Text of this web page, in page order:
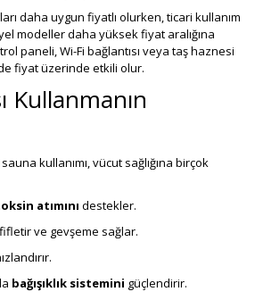
daha uygun fiyatlı olurken, ticari kullanım
modeller daha yüksek fiyat aralığına
paneli, Wi-Fi bağlantısı veya taş haznesi
fiyat üzerinde etkili olur.
Kullanmanın
kullanımı, vücut sağlığına birçok
atımını destekler.
ve gevşeme sağlar.
bağışıklık sistemini güçlendirir.